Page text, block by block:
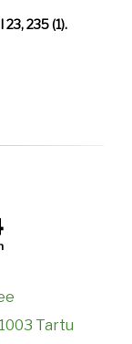
235 (1).
Tartu